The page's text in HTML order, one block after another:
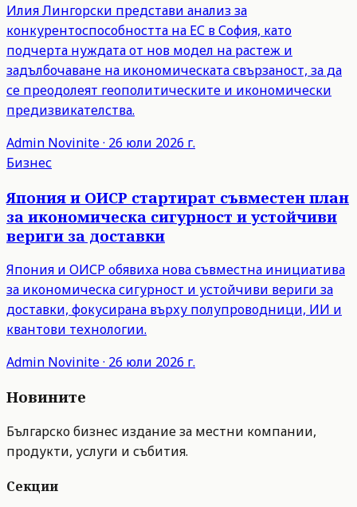
Илия Лингорски представи анализ за
конкурентоспособността на ЕС в София, като
подчерта нуждата от нов модел на растеж и
задълбочаване на икономическата свързаност, за да
се преодолеят геополитическите и икономически
предизвикателства.
Admin Novinite· 26 юли 2026 г.
Бизнес
Япония и ОИСР стартират съвместен план
за икономическа сигурност и устойчиви
вериги за доставки
Япония и ОИСР обявиха нова съвместна инициатива
за икономическа сигурност и устойчиви вериги за
доставки, фокусирана върху полупроводници, ИИ и
квантови технологии.
Admin Novinite· 26 юли 2026 г.
Новините
Българско бизнес издание за местни компании,
продукти, услуги и събития.
Секции